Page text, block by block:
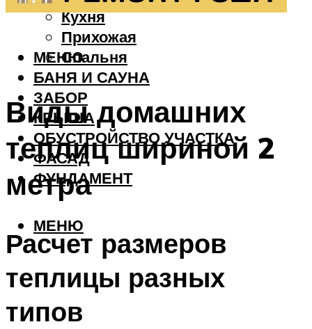
Кухня
Прихожая
Спальня
БАНЯ И САУНА
ЗАБОР
КРЫША
ОБУСТРОЙСТВО УЧАСТКА
ФАСАД
ФУНДАМЕНТ
МЕНЮ
МЕНЮ
Виды домашних
теплиц шириной 2
метра
Расчет размеров
теплицы разных
типов